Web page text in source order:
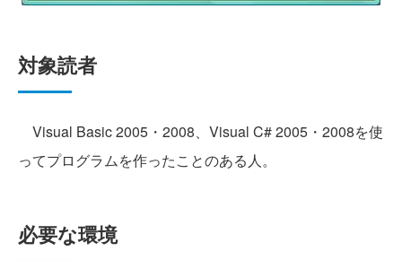
対象読者
Visual Basic 2005・2008、Visual C# 2005・2008を使
ってプログラムを作ったことのある人。
必要な環境